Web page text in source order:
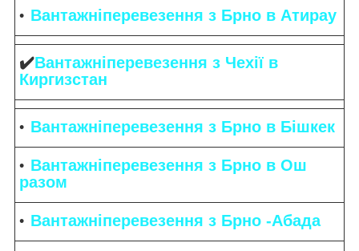
Вантажніперевезення з Брно в Атирау
✔️Вантажніперевезення з Чехії в
Киргизстан
Вантажніперевезення з Брно в Бішкек
Вантажніперевезення з Брно в Ош
разом
Вантажніперевезення з Брно -Абада